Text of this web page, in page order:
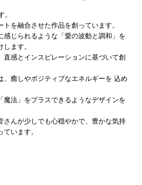
。
トを融合させた作品を創っています。
感じられるような「愛の波動と調和」を
ます。
直感とインスピレーションに基づいて創
、癒しやポジティブなエネルギーを 込め
魔法」をプラスできるようなデザインを
さんが少しでも心穏やかで、豊かな気持
います。